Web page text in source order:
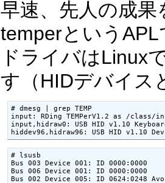
早速、先人の成
temperというAPL
ドライバはLinux
す（HIDデバイス
# dmesg | grep TEMP
input: RDing TEMPerV1.2 as /class/
input,hidraw0: USB HID v1.10
# lsusb
Bus 003 Device 001: ID 0000:0000
Bus 006 Device 001: ID 0000:0000
Bus 002 Device 005: ID 0624:0248